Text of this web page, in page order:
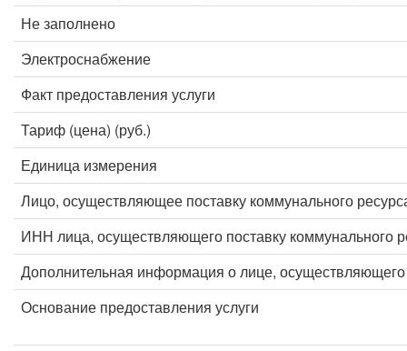
Не заполнено
Электроснабжение
Факт предоставления услуги
Тариф (цена) (руб.)
Единица измерения
Лицо, осуществляющее поставку коммунального
ИНН лица, осуществляющего поставку коммунального
Дополнительная информация о лице, осуществляющего
Основание предоставления услуги